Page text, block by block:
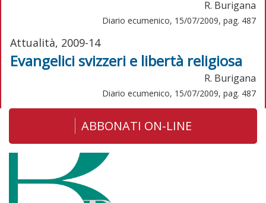
R. Burigana
Diario ecumenico, 15/07/2009, pag. 487
Attualità, 2009-14
Evangelici svizzeri e libertà religiosa
R. Burigana
Diario ecumenico, 15/07/2009, pag. 487
ABBONATI ON-LINE